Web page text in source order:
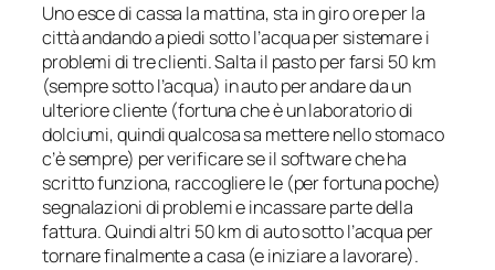
Uno esce di cassa la mattina, sta in giro ore per la
città andando a piedi sotto l’acqua per sistemare i
problemi di tre clienti. Salta il pasto per farsi 50 km
(sempre sotto l’acqua) in auto per andare da un
ulteriore cliente (fortuna che è un laboratorio di
dolciumi, quindi qualcosa sa mettere nello stomaco
c’è sempre) per verificare se il software che ha
scritto funziona, raccogliere le (per fortuna poche)
segnalazioni di problemi e incassare parte della
fattura. Quindi altri 50 km di auto sotto l’acqua per
tornare finalmente a casa (e iniziare a lavorare).